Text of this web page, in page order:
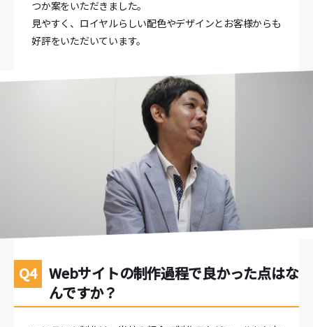
つか案をいただきました。
見やすく、ロイヤルらしい配色やデザインとお客様からも
好評をいただいています。
Webサイトの制作過程で良かった点はな
んですか？